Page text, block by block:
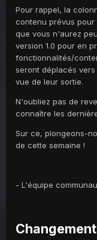
Pour rappel, la
contenu prévus pour
que vous n'aurez
version 1.0 pour en
fonctionnalités/
seront déplacés
vue de leur sortie.
N'oubliez pas de
connaître les
Sur ce, plongeons-
de cette semaine !
- L'équipe